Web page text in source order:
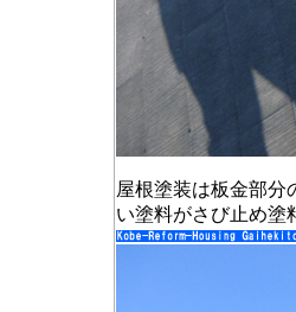
屋根塗装は板金部分
い塗料がさび止め塗